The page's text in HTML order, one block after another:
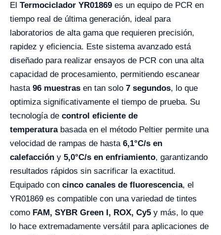
El Termociclador YR01869 es un equipo de PCR en
tiempo real de última generación, ideal para
laboratorios de alta gama que requieren precisión,
rapidez y eficiencia. Este sistema avanzado está
diseñado para realizar ensayos de PCR con una alta
capacidad de procesamiento, permitiendo escanear
hasta 96 muestras en tan solo 7 segundos, lo que
optimiza significativamente el tiempo de prueba. Su
tecnología de control eficiente de
temperaturabasada en el método Peltier permite una
velocidad de rampas de hasta 6,1°C/s en
calefacción y 5,0°C/s en enfriamiento, garantizando
resultados rápidos sin sacrificar la exactitud.
Equipado con cinco canales de fluorescencia, el
YR01869 es compatible con una variedad de tintes
como FAM, SYBR Green I, ROX, Cy5 y más, lo que
lo hace extremadamente versátil para aplicaciones de